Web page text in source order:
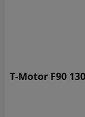
T-Motor F90